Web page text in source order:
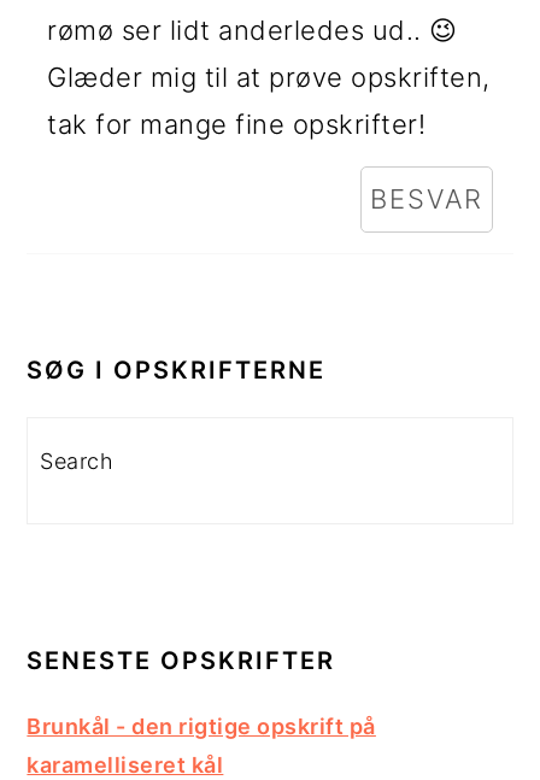
rømø ser lidt anderledes ud.. 😉
Glæder mig til at prøve opskriften,
tak for mange fine opskrifter!
BESVAR
SIDEBAR
SØG I OPSKRIFTERNE
Search
SENESTE OPSKRIFTER
Brunkål - den rigtige opskrift på
karamelliseret kål